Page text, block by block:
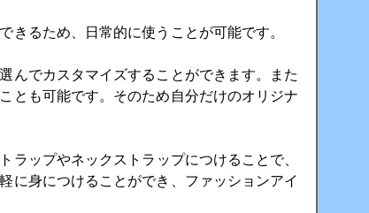
きるため、日常的に使うことが可能です。
んでカスタマイズすることができます。また
とも可能です。そのため自分だけのオリジナ
ラップやネックストラップにつけることで、
に身につけることができ、ファッションアイ